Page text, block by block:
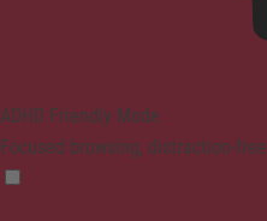
ADHD Friendly Mode
Focused browsing, distraction-free